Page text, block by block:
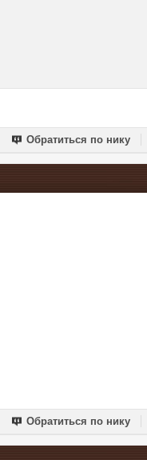
Обратиться по нику
Обратиться по нику